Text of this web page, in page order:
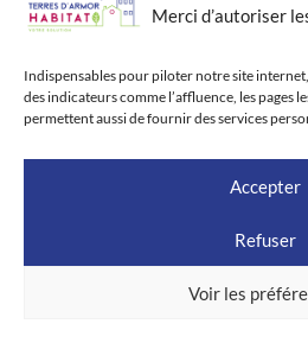
Merci d’autoriser
Indispensables pour piloter notre site
des indicateurs comme l’affluence, les pages
permettent aussi de fournir des services
Accepter
Refuser
Voir les
LOCATAIRES
Facebook
EmailPrintLinkedIn
D’ARMOR HABITAT, premier
sociaux de Trégueux. Ainsi, les
rue Louise Bourgeois et au 1 rue